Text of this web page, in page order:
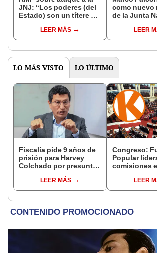
JNJ: “Los poderes (del
Estado) son un títere del
LEER MÁS
como nuevo
de la Junta
LEER
LO MÁS VISTO LO ÚLTIMO
Fiscalía pide 9 años de
prisión para Harvey
Colchado por presunta
incompatible y falsedad
ideológica
LEER MÁS
Congreso:
Popular
comisiones
LEER